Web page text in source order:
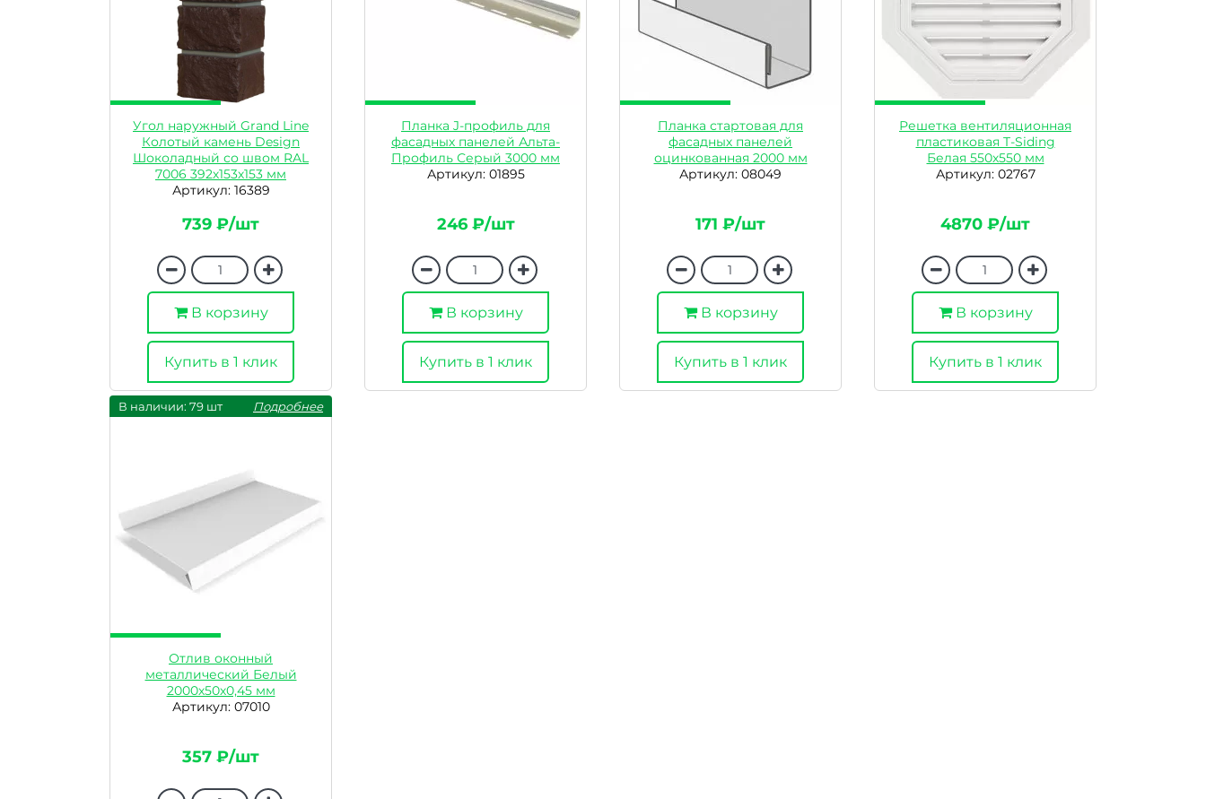
Угол наружный Grand Line
Колотый камень Design
Шоколадный со швом RAL
7006 392х153х153 мм
Артикул: 16389
739 ₽/шт
В корзину
Купить в 1 клик
Планка J-профиль для
фасадных панелей Альта-
Профиль Серый 3000 мм
Артикул: 01895
246 ₽/шт
В корзину
Купить в 1 клик
Планка стартовая для
фасадных панелей
оцинкованная 2000 мм
Артикул: 08049
171 ₽/шт
В корзину
Купить в 1 клик
Решетка вентиляционная
пластиковая T-Siding
Белая 550х550 мм
Артикул: 02767
4870 ₽/шт
В корзину
Купить в 1 клик
В наличии: 79 шт Подробнее
Отлив оконный
металлический Белый
2000х50х0,45 мм
Артикул: 07010
357 ₽/шт